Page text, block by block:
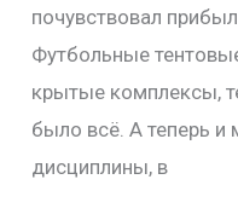
почувствовал
Футбольные
крытые комплексы,
было всё. А теперь
дисциплины, в